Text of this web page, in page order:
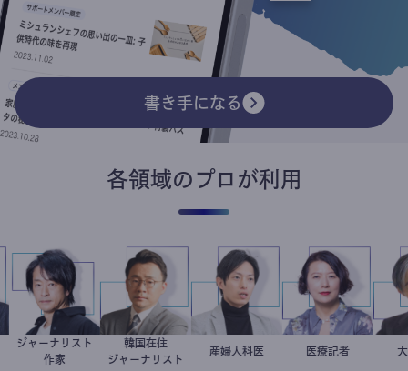
書き手になる
各領域のプロが利用
鈴木エイト
ジャーナリスト
作家
徐台教
韓国在住
ジャーナリスト
重見大介
産婦人科医 岩永直子
医療記者